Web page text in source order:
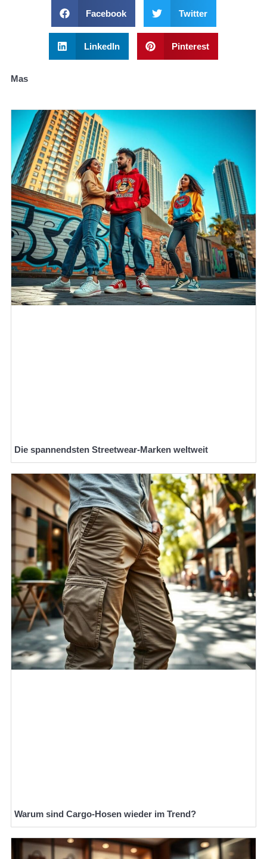
Facebook Twitter
LinkedIn Pinterest
Mas
Die spannendsten Streetwear-Marken weltweit
Warum sind Cargo-Hosen wieder im Trend?